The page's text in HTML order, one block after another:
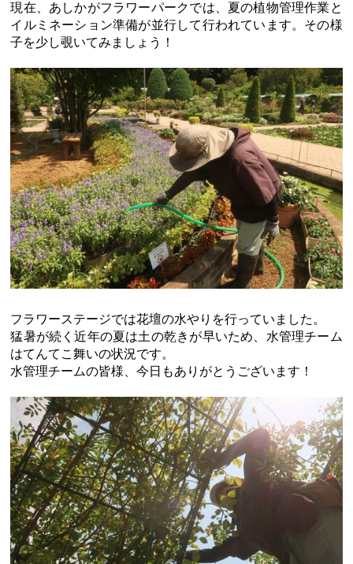
現在、あしかがフラワーパークでは、夏の植物管理作業と
イルミネーション準備が並行して行われています。その様
子を少し覗いてみましょう！
フラワーステージでは花壇の水やりを行っていました。
猛暑が続く近年の夏は土の乾きが早いため、水管理チーム
はてんてこ舞いの状況です。
水管理チームの皆様、今日もありがとうございます！